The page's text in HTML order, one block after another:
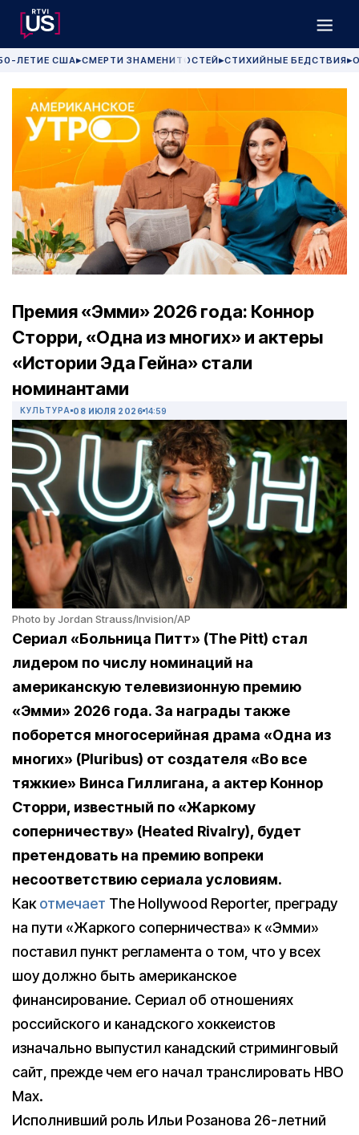
ЛЕТИЕ США▶СМЕРТИ ЗНАМЕНИТОСТЕЙ▶СТИХИЙНЫЕ БЕДСТВИЯ▶
Премия «Эмми» 2026 года: Коннор
Сторри, «Одна из многих» и актеры
«Истории Эда Гейна» стали
номинантами
КУЛЬТУРА 08 ИЮЛЯ 2026 14:59
Photo by Jordan Strauss/Invision/AP
Cериал «Больница Питт» (The Pitt) стал
лидером по числу номинаций на
американскую телевизионную премию
«Эмми» 2026 года. За награды также
поборется многосерийная драма «Одна из
многих» (Pluribus) от создателя «Во все
тяжкие» Винса Гиллигана, а актер Коннор
Сторри, известный по «Жаркому
соперничеству» (Heated Rivalry), будет
претендовать на премию вопреки
несоответствию сериала условиям.
Какотмечает The Hollywood Reporter, преграду
на пути «Жаркого соперничества» к «Эмми»
поставил пункт регламента о том, что у всех
шоу должно быть американское
финансирование. Сериал об отношениях
российского и канадского хоккеистов
изначально выпустил канадский стриминговый
сайт, прежде чем его начал транслировать HBO
Max.
Исполнивший роль Ильи Розанова 26-летний